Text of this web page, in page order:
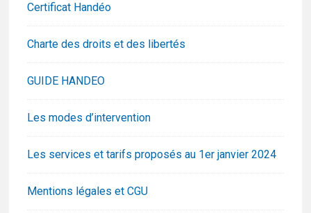
Certificat Handéo
Charte des droits et des libertés
GUIDE HANDEO
Les modes d’intervention
Les services et tarifs proposés au 1er janvier 2024
Mentions légales et CGU